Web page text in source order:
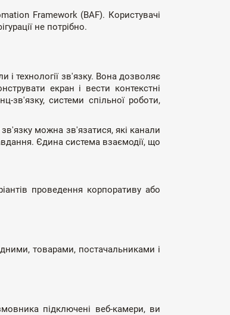
Framework (BAF). Користувачі
не потрібно.
і технології зв'язку. Вона дозволяє
екран і вести контекстні
зв'язку, системи спільної роботи,
можна зв'язатися, які канали
Єдина система взаємодії, що
проведення корпоративу або
товарами, постачальниками і
підключені веб-камери, ви